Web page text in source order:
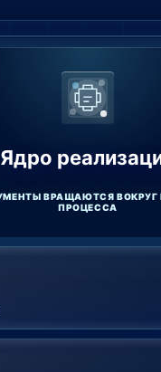
Ядро
ВРАЩАЮТСЯ ВОКРУГ
ПРОЦЕССА